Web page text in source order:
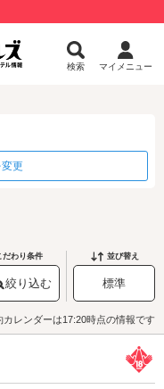
検索 マイメニュー
更
だわり条件
絞り込む
並び替え
標準
レンダーは17:20時点の情報です